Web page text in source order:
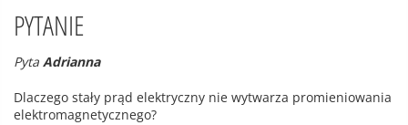
PYTANIE
Pyta Adrianna
Dlaczego stały prąd elektryczny nie wytwarza promieniowania
elektromagnetycznego?